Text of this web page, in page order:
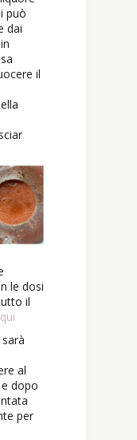
può
dai
il
le dosi
il
qui
al
dopo
per